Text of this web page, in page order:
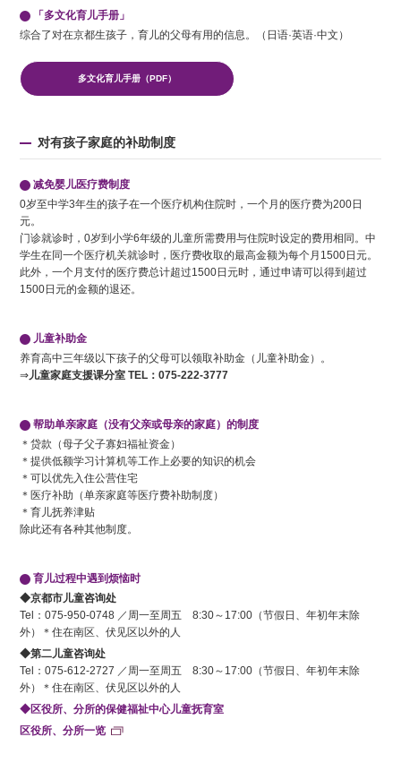
「多文化育儿手册」
综合了对在京都生孩子，育儿的父母有用的信息。（日语·英语·中文）
多文化育儿手册（PDF）
对有孩子家庭的补助制度
减免婴儿医疗费制度
0岁至中学3年生的孩子在一个医疗机构住院时，一个月的医疗费为200日
元。
门诊就诊时，0岁到小学6年级的儿童所需费用与住院时设定的费用相同。中
学生在同一个医疗机关就诊时，医疗费收取的最高金额为每个月1500日元。
此外，一个月支付的医疗费总计超过1500日元时，通过申请可以得到超过
1500日元的金额的退还。
儿童补助金
养育高中三年级以下孩子的父母可以领取补助金（儿童补助金）。
⇒儿童家庭支援课分室 TEL：075-222-3777
帮助单亲家庭（没有父亲或母亲的家庭）的制度
＊贷款（母子父子寡妇福祉资金）
＊提供低额学习计算机等工作上必要的知识的机会
＊可以优先入住公营住宅
＊医疗补助（单亲家庭等医疗费补助制度）
＊育儿抚养津贴
除此还有各种其他制度。
育儿过程中遇到烦恼时
◆京都市儿童咨询处
Tel：075-950-0748 ／周一至周五 8:30～17:00（节假日、年初年末除
外）＊住在南区、伏见区以外的人
◆第二儿童咨询处
Tel：075-612-2727 ／周一至周五 8:30～17:00（节假日、年初年末除
外）＊住在南区、伏见区以外的人
◆区役所、分所的保健福祉中心儿童抚育室
区役所、分所一览